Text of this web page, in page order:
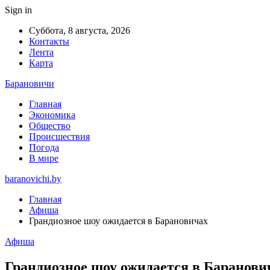
Sign in
Суббота, 8 августа, 2026
Контакты
Лента
Карта
Барановичи
Главная
Экономика
Общество
Происшествия
Погода
В мире
baranovichi.by
Главная
Афиша
Грандиозное шоу ожидается в Барановичах
Афиша